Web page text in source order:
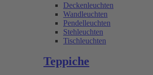
Deckenleuchten
Wandleuchten
Pendelleuchten
Stehleuchten
Tischleuchten
Teppiche